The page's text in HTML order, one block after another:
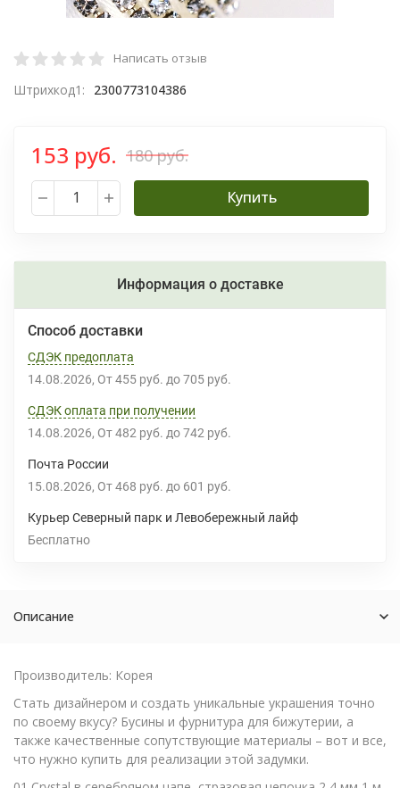
Написать отзыв
Штрихкод1: 2300773104386
153 руб. 180 руб.
Купить
Информация о доставке
Способ доставки
СДЭК предоплата
14.08.2026 От 455 руб. до 705 руб.
СДЭК оплата при получении
14.08.2026 От 482 руб. до 742 руб.
Почта России
15.08.2026 От 468 руб. до 601 руб.
Курьер Северный парк и Левобережный лайф
Бесплатно
Описание
Производитель: Корея
Стать дизайнером и создать уникальные украшения точно
по своему вкусу? Бусины и фурнитура для бижутерии, а
также качественные сопутствующие материалы – вот и все,
что нужно купить для реализации этой задумки.